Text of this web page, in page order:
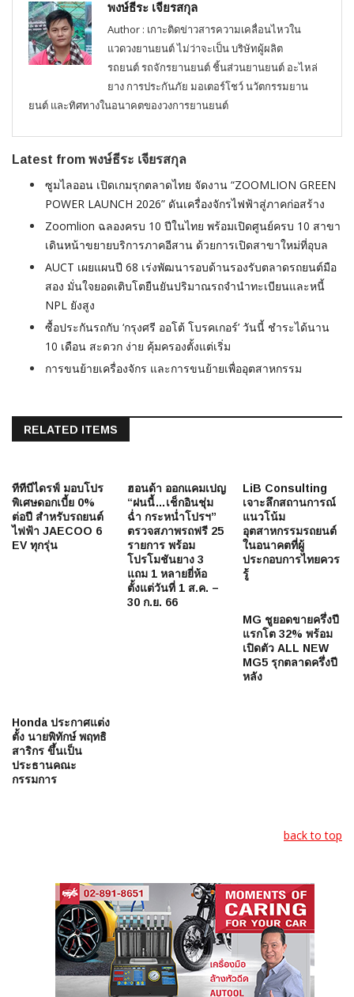
พงษ์ธีระ เจียรสกุล
Author : เกาะติดข่าวสารความเคลื่อนไหวใน
แวดวงยานยนต์ ไม่ว่าจะเป็น บริษัทผู้ผลิต
รถยนต์ รถจักรยานยนต์ ชิ้นส่วนยานยนต์ อะไหล่
ยาง การประกันภัย มอเตอร์โชว์ นวัตกรรมยาน
ยนต์ และทิศทางในอนาคตของวงการยานยนต์
Latest from พงษ์ธีระ เจียรสกุล
ซูมไลออน เปิดเกมรุกตลาดไทย จัดงาน “ZOOMLION GREEN
POWER LAUNCH 2026” ดันเครื่องจักรไฟฟ้าสู่ภาคก่อสร้าง
Zoomlion ฉลองครบ 10 ปีในไทย พร้อมเปิดศูนย์ครบ 10 สาขา
เดินหน้าขยายบริการภาคอีสาน ด้วยการเปิดสาขาใหม่ที่อุบล
AUCT เผยแผนปี 68 เร่งพัฒนารอบด้านรองรับตลาดรถยนต์มือ
สอง มั่นใจยอดเติบโตยืนยันปริมาณรถจำนำทะเบียนและหนี้
NPL ยังสูง
ซื้อประกันรถกับ ‘กรุงศรี ออโต้ โบรคเกอร์’ วันนี้ ชำระได้นาน
10 เดือน สะดวก ง่าย คุ้มครองตั้งแต่เริ่ม
การขนย้ายเครื่องจักร และการขนย้ายเพื่ออุตสาหกรรม
RELATED ITEMS
ทีทีบีไดรฟ์ มอบโปร
พิเศษดอกเบี้ย 0%
ต่อปี สำหรับรถยนต์
ไฟฟ้า JAECOO 6
EV ทุกรุ่น
ฮอนด้า ออกแคมเปญ
“ฝนนี้…เช็กอินชุ่ม
ฉ่ำ กระหน่ำโปรฯ”
ตรวจสภาพรถฟรี 25
รายการ พร้อม
โปรโมชันยาง 3
แถม 1 หลายยี่ห้อ
ตั้งแต่วันที่ 1 ส.ค. –
30 ก.ย. 66
LiB Consulting
เจาะลึกสถานการณ์
แนวโน้ม
อุตสาหกรรมรถยนต์
ในอนาคตที่ผู้
ประกอบการไทยควร
รู้
MG ชูยอดขายครึ่งปี
แรกโต 32% พร้อม
เปิดตัว ALL NEW
MG5 รุกตลาดครึ่งปี
หลัง
Honda ประกาศแต่ง
ตั้ง นายพิทักษ์ พฤทธิ
สาริกร ขึ้นเป็น
ประธานคณะ
กรรมการ
back to top